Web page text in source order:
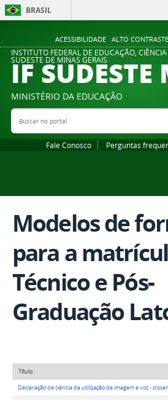
ACESSIBILIDADE ALTO CONTRASTE
BRASIL
INSTITUTO FEDERAL DE EDUCAÇÃO,
SUDESTE DE MINAS GERAIS
IF SUDESTE
MINISTÉRIO DA EDUCAÇÃO
Buscar no portal
Fale Conosco Perguntas
Modelos de
para a
Técnico e Pós-
Graduação
Título
Declaração de ciência da utilização de imagem e voz -